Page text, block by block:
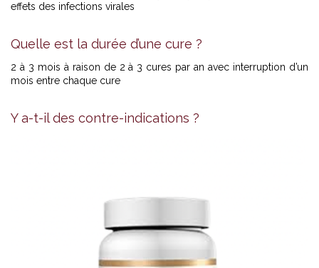
effets des infections virales
Quelle est la durée d’une cure ?
2 à 3 mois à raison de 2 à 3 cures par an avec interruption d’un
mois entre chaque cure
Y a-t-il des contre-indications ?